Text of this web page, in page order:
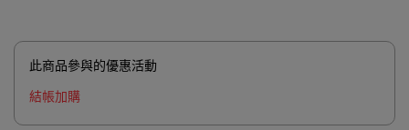
此商品參與的優惠活動
結帳加購